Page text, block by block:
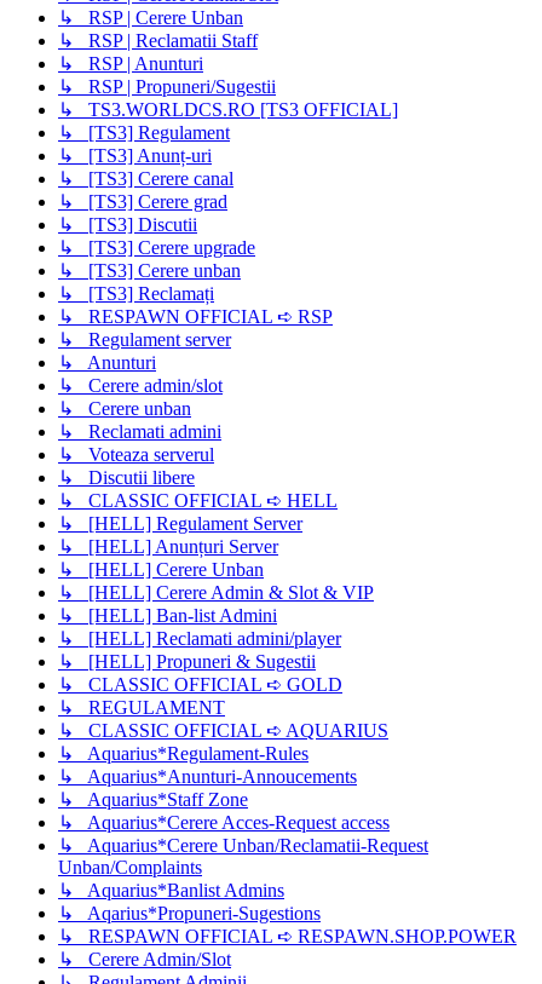
↳ RSP | Cerere Unban
↳ RSP | Reclamatii Staff
↳ RSP | Anunturi
↳ RSP | Propuneri/Sugestii
↳ TS3.WORLDCS.RO [TS3 OFFICIAL]
↳ [TS3] Regulament
↳ [TS3] Anunț-uri
↳ [TS3] Cerere canal
↳ [TS3] Cerere grad
↳ [TS3] Discutii
↳ [TS3] Cerere upgrade
↳ [TS3] Cerere unban
↳ [TS3] Reclamați
↳ RESPAWN OFFICIAL ➪ RSP
↳ Regulament server
↳ Anunturi
↳ Cerere admin/slot
↳ Cerere unban
↳ Reclamati admini
↳ Voteaza serverul
↳ Discutii libere
↳ CLASSIC OFFICIAL ➪ HELL
↳ [HELL] Regulament Server
↳ [HELL] Anunțuri Server
↳ [HELL] Cerere Unban
↳ [HELL] Cerere Admin & Slot & VIP
↳ [HELL] Ban-list Admini
↳ [HELL] Reclamati admini/player
↳ [HELL] Propuneri & Sugestii
↳ CLASSIC OFFICIAL ➪ GOLD
↳ REGULAMENT
↳ CLASSIC OFFICIAL ➪ AQUARIUS
↳ Aquarius*Regulament-Rules
↳ Aquarius*Anunturi-Annoucements
↳ Aquarius*Staff Zone
↳ Aquarius*Cerere Acces-Request access
↳ Aquarius*Cerere Unban/Reclamatii-Request
Unban/Complaints
↳ Aquarius*Banlist Admins
↳ Aqarius*Propuneri-Sugestions
↳ RESPAWN OFFICIAL ➪ RESPAWN.SHOP.POWER
↳ Cerere Admin/Slot